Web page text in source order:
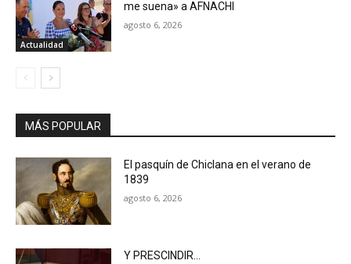
Actualidad
me suena» a AFNACHI
agosto 6, 2026
MÁS POPULAR
El pasquín de Chiclana en el verano de
1839
agosto 6, 2026
Y PRESCINDIR…